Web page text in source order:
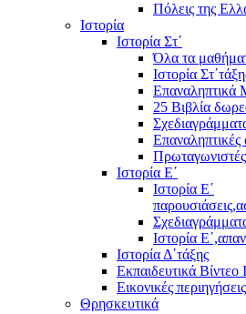
Πόλεις της
Ιστορία
Ιστορία Στ΄
Όλα τα
Ιστορία
Επαναληπτικά
25 Βιβλία
Επαναληπτικές
Πρωταγωνιστές
Ιστορία Ε΄
Ιστορία Ε΄
Ιστορία
Ιστορία Δ΄τάξης
Εκπαιδευτικά Βίντεο
Εικονικές περιηγήσεις
Θρησκευτικά